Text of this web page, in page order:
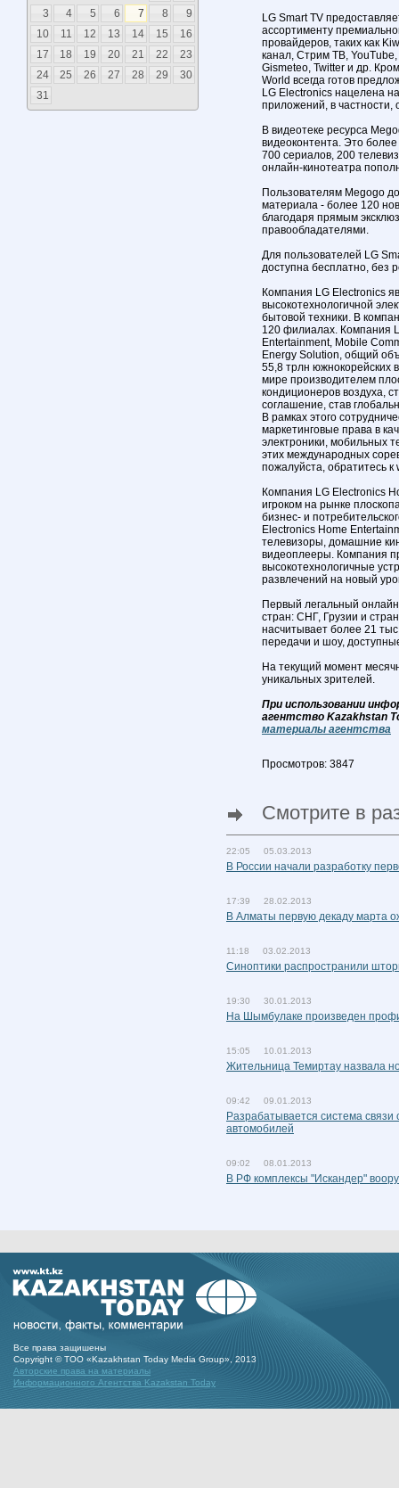
3
4 5 6 7 8
9
10
11 12 13 14 15
16
17
18 19 20 21 22
23
24
25 26 27 28 29
30
31
LG Smart TV
ассортименту
провайдеров, таких как
канал, Стрим ТВ,
Gismeteo, Twitter и др.
World всегда готов
LG Electronics нацелена
приложений, в частности,
В видеотеке ресурса
видеоконтента. Это
700 сериалов, 200
онлайн-кинотеатра
Пользователям Megogo
материала - более 120
благодаря прямым
правообладателями.
Для пользователей LG
доступна бесплатно, без
Компания LG Electronics
высокотехнологичной
бытовой техники. В
120 филиалах. Компания
Entertainment, Mobile
Energy Solution, общий
55,8 трлн южнокорейских
мире производителем
кондиционеров воздуха,
соглашение, став
В рамках этого
маркетинговые права в
электроники, мобильных
этих международных
пожалуйста, обратитесь к
Компания LG Electronics
игроком на рынке
бизнес- и
Electronics Home
телевизоры, домашние
видеоплееры. Компания
высокотехнологичные
развлечений на новый
Первый легальный
стран: СНГ, Грузии и
насчитывает более 21
передачи и шоу,
На текущий момент
уникальных зрителей.
При использовании
агентство Kazakhstan
материалы агентства
Просмотров: 3847
Смотрите в
22:05 05.03.2013
В России начали разработку
17:39 28.02.2013
В Алматы первую декаду марта
11:18 03.02.2013
Синоптики распространили
19:30 30.01.2013
На Шымбулаке произведен
15:05 10.01.2013
Жительница Темиртау назвала
09:42 09.01.2013
Разрабатывается система
автомобилей
09:02 08.01.2013
В РФ комплексы "Искандер"
Все права защишены
Copyright © ТОО «Kazakhstan Today Media Group», 2013
Авторские права на материалы
Информационного Агентства Kazakstan Today